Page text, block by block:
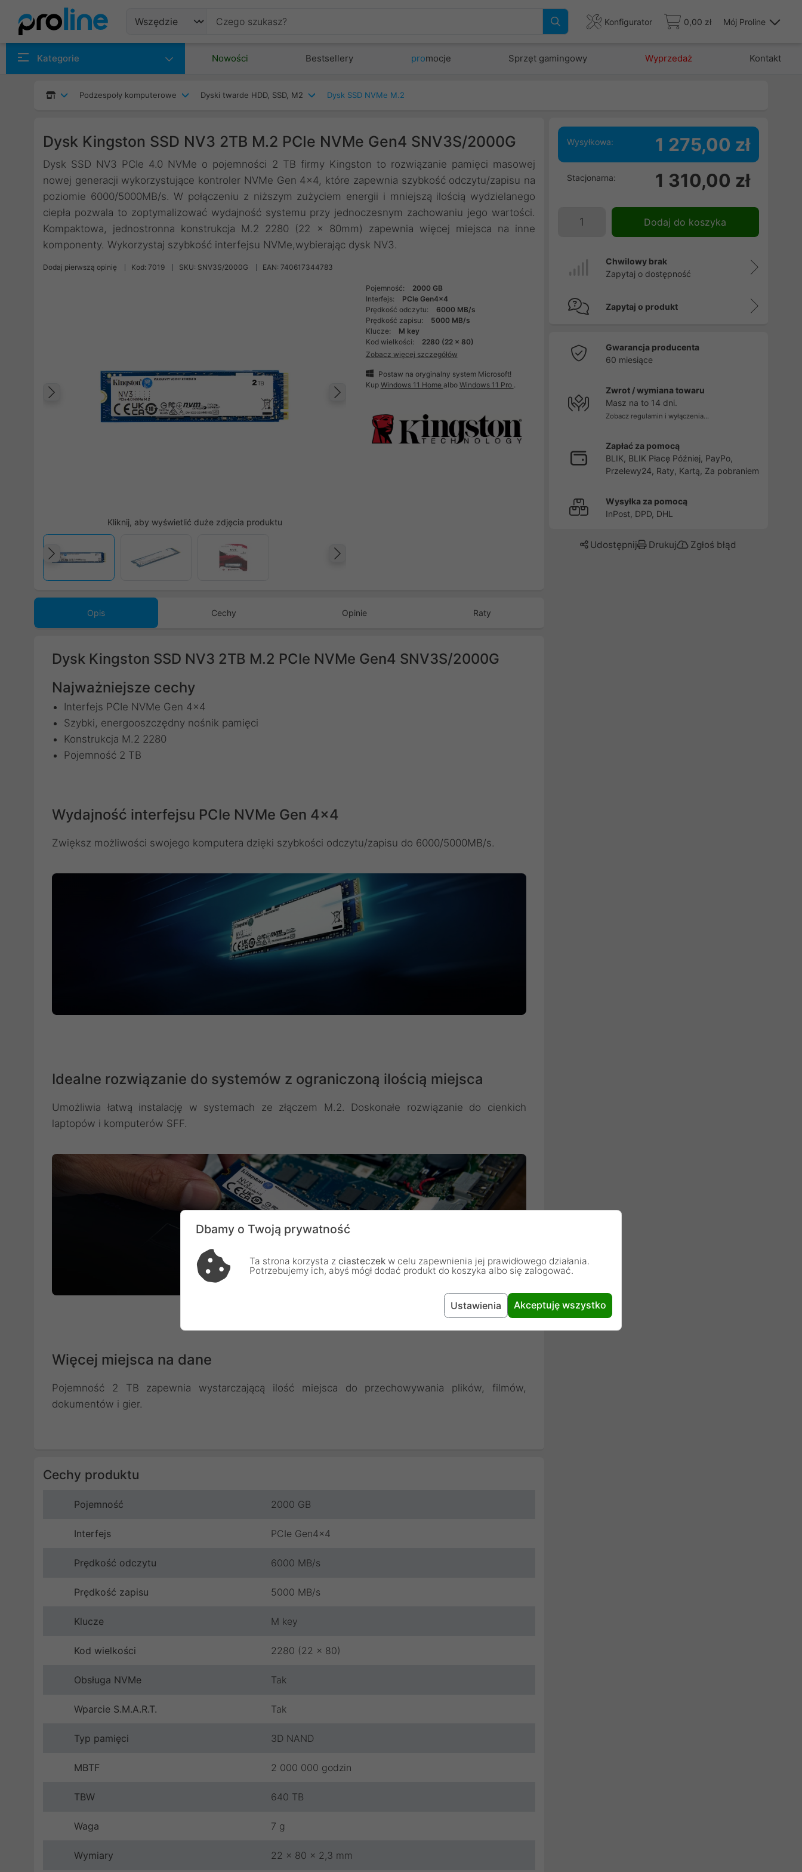
Konfigurator 0,00 zł Mój Proline
Kategorie Nowości Bestsellery promocje Sprzęt gamingowy Wyprzedaż Kontakt
Podzespoły komputerowe Dyski twarde HDD, SSD, M2 Dysk SSD NVMe M.2
Dysk Kingston SSD NV3 2TB M.2 PCIe NVMe Gen4 SNV3S/2000G
Dysk SSD NV3 PCIe 4.0 NVMe o pojemności 2 TB firmy Kingston to rozwiązanie pamięci masowej
nowej generacji wykorzystujące kontroler NVMe Gen 4x4, które zapewnia szybkość odczytu/zapisu na
poziomie 6000/5000MB/s. W połączeniu z niższym zużyciem energii i mniejszą ilością wydzielanego
ciepła pozwala to zoptymalizować wydajność systemu przy jednoczesnym zachowaniu jego wartości.
Kompaktowa, jednostronna konstrukcja M.2 2280 (22 x 80mm) zapewnia więcej miejsca na inne
komponenty. Wykorzystaj szybkość interfejsu NVMe,wybierając dysk NV3.
Dodaj pierwszą opinię Kod: 7019 SKU: SNV3S/2000G EAN: 740617344783
Poprzedni
Kliknij, aby wyświetlić duże zdjęcia produktu
Poprzedni
Pojemność:
2000 GB
Interfejs:
PCIe Gen4x4
Prędkość odczytu:
6000 MB/s
Prędkość zapisu:
5000 MB/s
Klucze:
M key
Kod wielkości:
2280 (22 x 80)
Zobacz więcej szczegółów
Postaw na oryginalny system Microsoft!
Kup Windows 11 Home albo Windows 11 Pro .
Opis Cechy Opinie Raty
Dysk Kingston SSD NV3 2TB M.2 PCIe NVMe Gen4 SNV3S/2000G
Najważniejsze cechy
Interfejs PCIe NVMe Gen 4x4
Szybki, energooszczędny nośnik pamięci
Konstrukcja M.2 2280
Pojemność 2 TB
Wydajność interfejsu PCIe NVMe Gen 4x4
Zwiększ możliwości swojego komputera dzięki szybkości odczytu/zapisu do 6000/5000MB/s.
Idealne rozwiązanie do systemów z ograniczoną ilością miejsca
Umożliwia łatwą instalację w systemach ze złączem M.2. Doskonałe rozwiązanie do cienkich
laptopów i komputerów SFF.
Więcej miejsca na dane
Pojemność 2 TB zapewnia wystarczającą ilość miejsca do przechowywania plików, filmów,
dokumentów i gier.
Cechy produktu
Pojemność 2000 GB
Interfejs PCIe Gen4x4
Prędkość odczytu 6000 MB/s
Prędkość zapisu 5000 MB/s
Klucze M key
Kod wielkości 2280 (22 x 80)
Obsługa NVMe Tak
Wparcie S.M.A.R.T. Tak
Typ pamięci 3D NAND
MBTF 2 000 000 godzin
TBW 640 TB
Waga 7 g
Wymiary 22 x 80 x 2,3 mm
Wysyłkowa: 1 275,00 zł
Stacjonarna: 1 310,00 zł
Dodaj do koszyka
Chwilowy brak
Zapytaj o dostępność
Zapytaj o produkt
Gwarancja producenta
60 miesiące
Zwrot / wymiana towaru
Masz na to 14 dni.
Zobacz regulamin i wyłączenia...
Zapłać za pomocą
BLIK, BLIK Płacę Później, PayPo,
Przelewy24, Raty, Kartą, Za pobraniem
Wysyłka za pomocą
InPost, DPD, DHL
Udostępnij Drukuj Zgłoś błąd
Dbamy o Twoją prywatność
Ta strona korzysta z ciasteczek w celu zapewnienia jej prawidłowego działania.
Potrzebujemy ich, abyś mógł dodać produkt do koszyka albo się zalogować.
Ustawienia Akceptuję wszystko